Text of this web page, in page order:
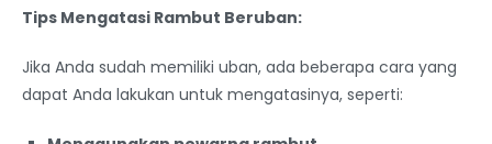
Tips Mengatasi Rambut Beruban:
Jika Anda sudah memiliki uban, ada beberapa cara yang
dapat Anda lakukan untuk mengatasinya, seperti: